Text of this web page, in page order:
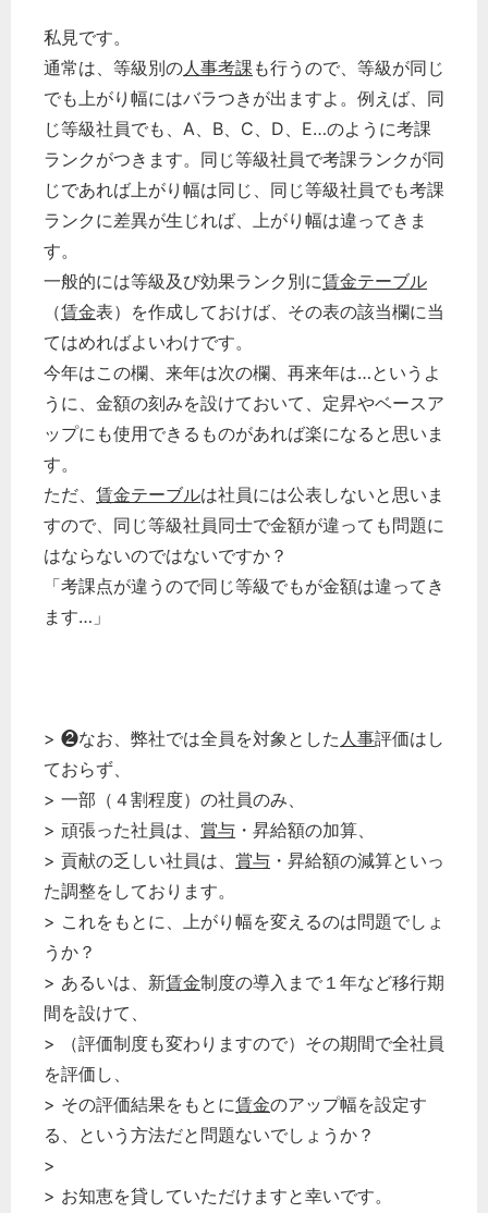
私見です。
通常は、等級別の人事考課 も行うので、等級が同じ
でも上がり幅にはバラつきが出ますよ。例えば、同
じ等級社員でも、A、B、C、D、E…のように考課
ランクがつきます。同じ等級社員で考課ランクが同
じであれば上がり幅は同じ、同じ等級社員でも考課
ランクに差異が生じれば、上がり幅は違ってきま
す。
一般的には等級及び効果ランク別に賃金テーブル
（賃金表）を作成しておけば、その表の該当欄に当
てはめればよいわけです。
今年はこの欄、来年は次の欄、再来年は…というよ
うに、金額の刻みを設けておいて、定昇やベースア
ップにも使用できるものがあれば楽になると思いま
す。
ただ、 賃金テーブルは社員には公表しないと思いま
すので、同じ等級社員同士で金額が違っても問題に
はならないのではないですか？
「考課点が違うので同じ等級でもが金額は違ってき
ます…」
> ❷なお、弊社では全員を対象とした 人事評価はし
ておらず、
> 一部（４割程度）の社員のみ、
> 頑張った社員は、 賞与 ・昇給額の加算、
> 貢献の乏しい社員は、 賞与 ・昇給額の減算といっ
た調整をしております。
> これをもとに、上がり幅を変えるのは問題でしょ
うか？
> あるいは、新賃金制度の導入まで１年など移行期
間を設けて、
> （評価制度も変わりますので）その期間で全社員
を評価し、
> その評価結果をもとに賃金のアップ幅を設定す
る、という方法だと問題ないでしょうか？
>
> お知恵を貸していただけますと幸いです。